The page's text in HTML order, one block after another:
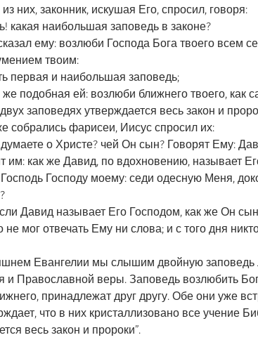
них, законник, искушая Его, спросил, говоря:
какая наибольшая заповедь в законе?
ему: возлюби Господа Бога твоего
твоим:
первая и наибольшая заповедь;
подобная ей: возлюби ближнего твоего, как
заповедях утверждается весь закон и
собрались фарисеи, Иисус спросил их:
о Христе? чей Он сын? Говорят Ему:
им: как же Давид, по вдохновению, называет
Господь Господу моему: седи одесную Меня,
Давид называет Его Господом, как же Он
не мог отвечать Ему ни слова; и с того дня
Евангелии мы слышим двойную
и Православной веры. Заповедь возлюбить
принадлежат друг другу. Обе они уже
что в них кристаллизовано все учение
весь закон и пророки”.